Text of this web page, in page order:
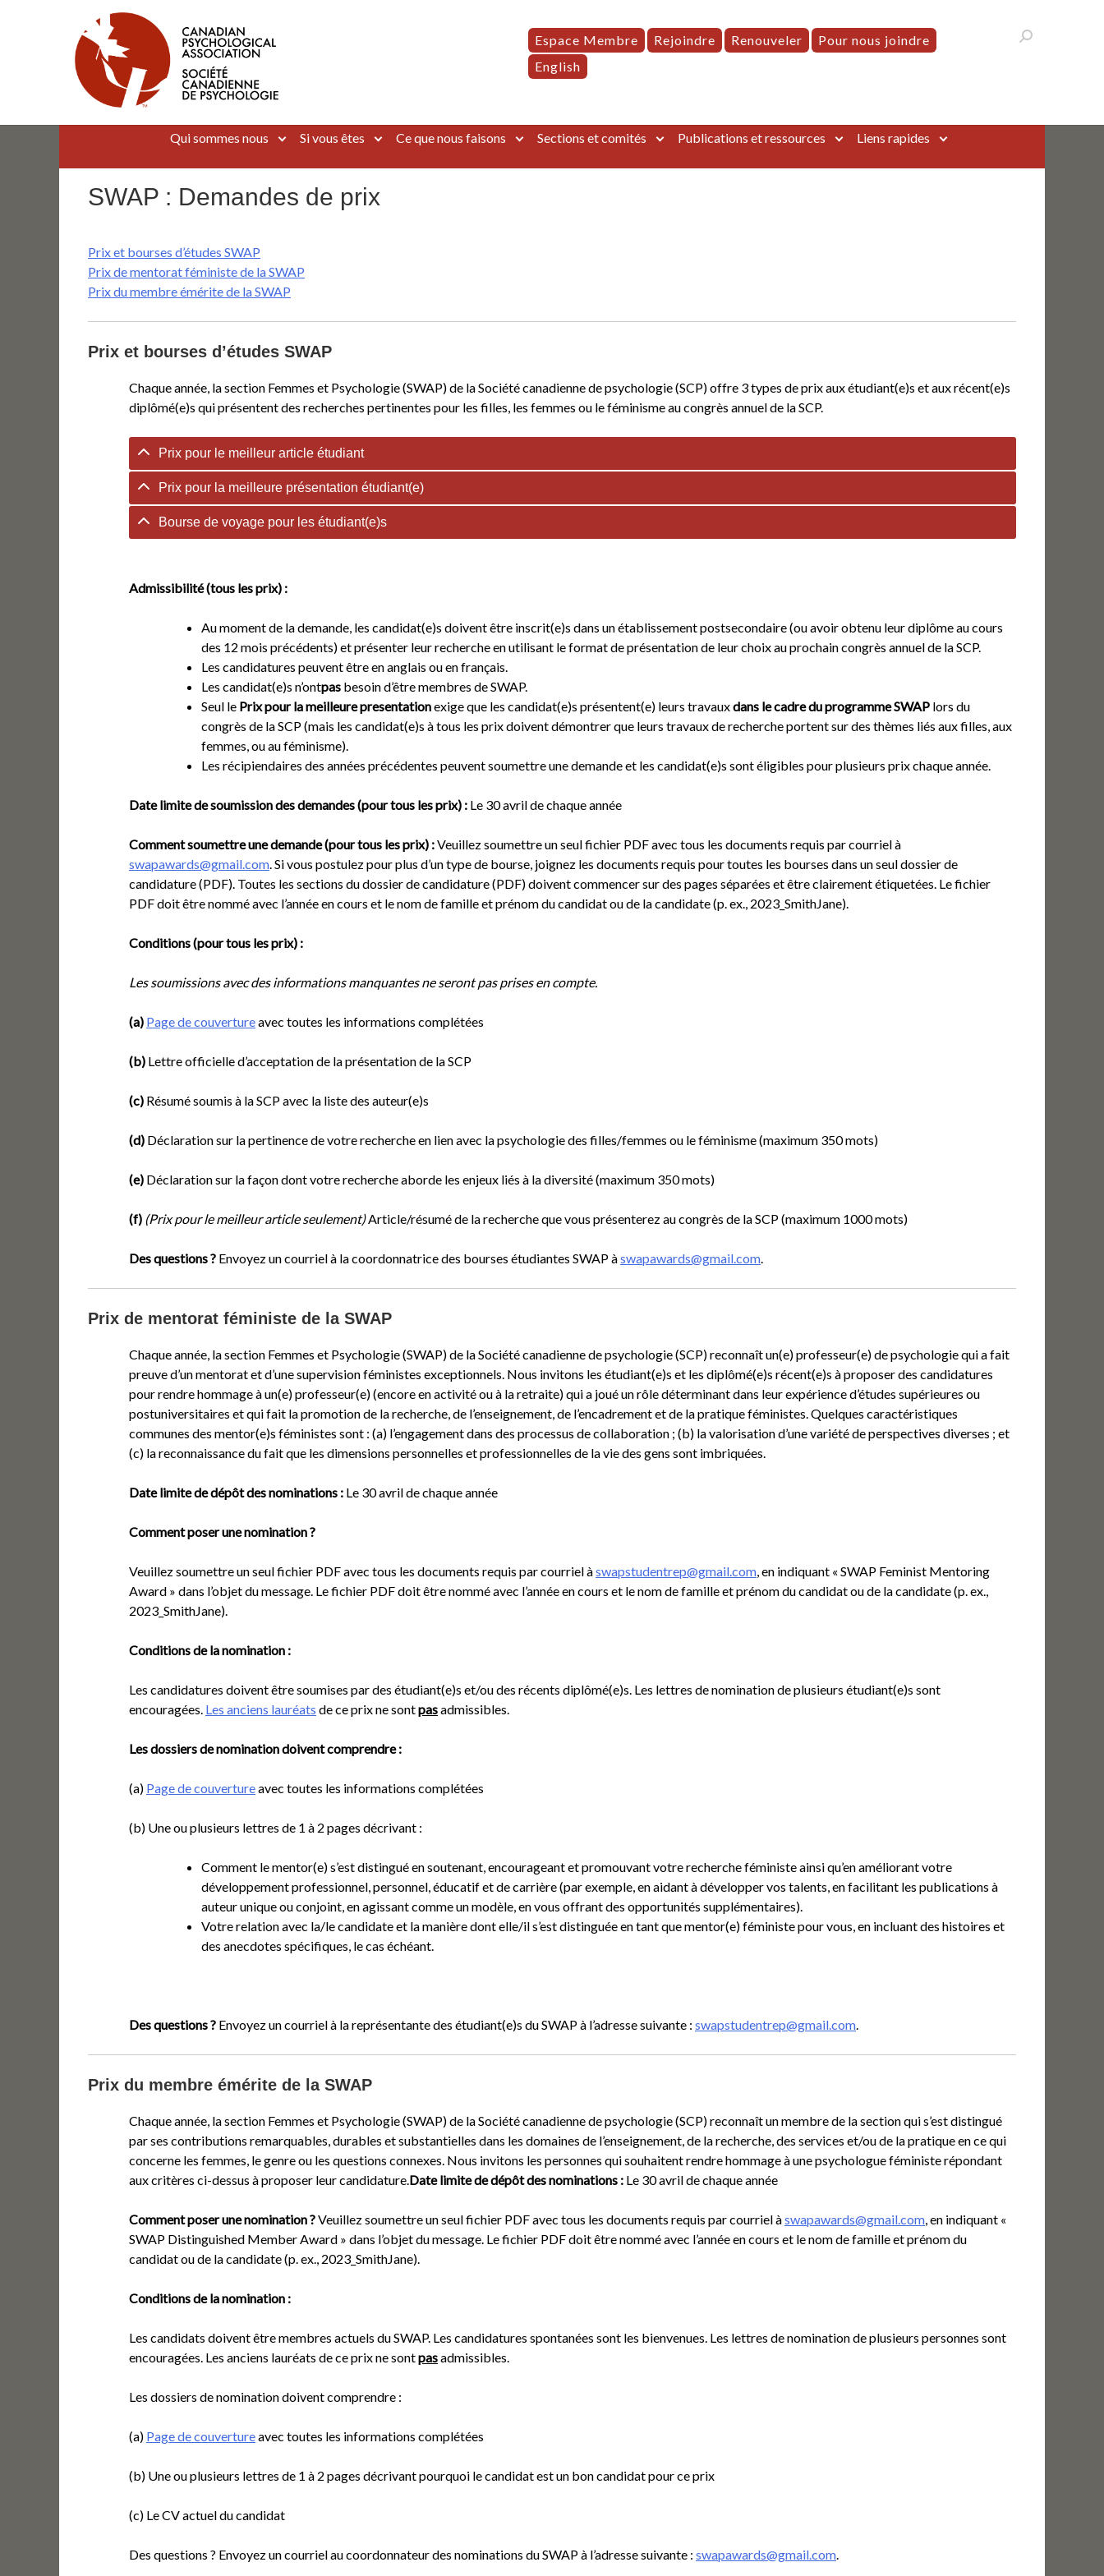
Canadian Psychological Association
The national voice for psychology in Canada
Espace Membre Rejoindre Renouveler
Pour nous joindre
English
Qui sommes nous Si vous êtes Ce que nous faisons Sections et comités Publications et ressources Liens rapides
SWAP : Demandes de prix
Prix et bourses d’études SWAP
Prix de mentorat féministe de la SWAP
Prix du membre émérite de la SWAP
Prix et bourses d’études SWAP
Chaque année, la section Femmes et Psychologie (SWAP) de la Société canadienne de psychologie (SCP) offre 3 types de prix aux étudiant(e)s et aux récent(e)s
diplômé(e)s qui présentent des recherches pertinentes pour les filles, les femmes ou le féminisme au congrès annuel de la SCP.
Prix pour le meilleur article étudiant
Prix pour la meilleure présentation étudiant(e)
Bourse de voyage pour les étudiant(e)s
Admissibilité (tous les prix) :
Au moment de la demande, les candidat(e)s doivent être inscrit(e)s dans un établissement postsecondaire (ou avoir obtenu leur diplôme au cours
des 12 mois précédents) et présenter leur recherche en utilisant le format de présentation de leur choix au prochain congrès annuel de la SCP.
Les candidatures peuvent être en anglais ou en français.
Les candidat(e)s n’ontpas besoin d’être membres de SWAP.
Seul le Prix pour la meilleure presentationexige que les candidat(e)s présentent(e) leurs travauxdans le cadre du programme SWAP lors du
congrès de la SCP (mais les candidat(e)s à tous les prix doivent démontrer que leurs travaux de recherche portent sur des thèmes liés aux filles, aux
femmes, ou au féminisme).
Les récipiendaires des années précédentes peuvent soumettre une demande et les candidat(e)s sont éligibles pour plusieurs prix chaque année.
Date limite de soumission des demandes (pour tous les prix) : Le 30 avril de chaque année
Comment soumettre une demande (pour tous les prix) :Veuillez soumettre un seul fichier PDF avec tous les documents requis par courriel à
swapawards@gmail.com. Si vous postulez pour plus d’un type de bourse, joignez les documents requis pour toutes les bourses dans un seul dossier de
candidature (PDF). Toutes les sections du dossier de candidature (PDF) doivent commencer sur des pages séparées et être clairement étiquetées. Le fichier
PDF doit être nommé avec l’année en cours et le nom de famille et prénom du candidat ou de la candidate (p. ex., 2023_SmithJane).
Conditions(pour tous les prix) :
Les soumissions avec des informations manquantes ne seront pas prises en compte.
(a) Page de couvertureavec toutes les informations complétées
(b) Lettre officielle d’acceptation de la présentation de la SCP
(c) Résumé soumis à la SCP avec la liste des auteur(e)s
(d) Déclaration sur la pertinence de votre recherche en lien avec la psychologie des filles/femmes ou le féminisme (maximum 350 mots)
(e) Déclaration sur la façon dont votre recherche aborde les enjeux liés à la diversité (maximum 350 mots)
(f) (Prix pour le meilleur article seulement)Article/résumé de la recherche que vous présenterez au congrès de la SCP (maximum 1000 mots)
Des questions ? Envoyez un courriel à la coordonnatrice des bourses étudiantes SWAP àswapawards@gmail.com.
Prix de mentorat féministe de la SWAP
Chaque année, la section Femmes et Psychologie (SWAP) de la Société canadienne de psychologie (SCP) reconnaît un(e) professeur(e) de psychologie qui a fait
preuve d’un mentorat et d’une supervision féministes exceptionnels. Nous invitons les étudiant(e)s et les diplômé(e)s récent(e)s à proposer des candidatures
pour rendre hommage à un(e) professeur(e) (encore en activité ou à la retraite) qui a joué un rôle déterminant dans leur expérience d’études supérieures ou
postuniversitaires et qui fait la promotion de la recherche, de l’enseignement, de l’encadrement et de la pratique féministes. Quelques caractéristiques
communes des mentor(e)s féministes sont : (a) l’engagement dans des processus de collaboration ; (b) la valorisation d’une variété de perspectives diverses ; et
(c) la reconnaissance du fait que les dimensions personnelles et professionnelles de la vie des gens sont imbriquées.
Date limite de dépôt des nominations : Le 30 avril de chaque année
Comment poser une nomination ?
Veuillez soumettre un seul fichier PDF avec tous les documents requis par courriel àswapstudentrep@gmail.com, en indiquant « SWAP Feminist Mentoring
Award » dans l’objet du message. Le fichier PDF doit être nommé avec l’année en cours et le nom de famille et prénom du candidat ou de la candidate (p. ex.,
2023_SmithJane).
Conditions de la nomination :
Les candidatures doivent être soumises par des étudiant(e)s et/ou des récents diplômé(e)s. Les lettres de nomination de plusieurs étudiant(e)s sont
encouragées. Les anciens lauréats de ce prix ne sontpasadmissibles.
Les dossiers de nomination doivent comprendre :
(a) Page de couvertureavec toutes les informations complétées
(b) Une ou plusieurs lettres de 1 à 2 pages décrivant :
Comment le mentor(e) s’est distingué en soutenant, encourageant et promouvant votre recherche féministe ainsi qu’en améliorant votre
développement professionnel, personnel, éducatif et de carrière (par exemple, en aidant à développer vos talents, en facilitant les publications à
auteur unique ou conjoint, en agissant comme un modèle, en vous offrant des opportunités supplémentaires).
Votre relation avec la/le candidate et la manière dont elle/il s’est distinguée en tant que mentor(e) féministe pour vous, en incluant des histoires et
des anecdotes spécifiques, le cas échéant.
Des questions ? Envoyez un courriel à la représentante des étudiant(e)s du SWAP à l’adresse suivante : swapstudentrep@gmail.com.
Prix du membre émérite de la SWAP
Chaque année, la section Femmes et Psychologie (SWAP) de la Société canadienne de psychologie (SCP) reconnaît un membre de la section qui s’est distingué
par ses contributions remarquables, durables et substantielles dans les domaines de l’enseignement, de la recherche, des services et/ou de la pratique en ce qui
concerne les femmes, le genre ou les questions connexes. Nous invitons les personnes qui souhaitent rendre hommage à une psychologue féministe répondant
aux critères ci-dessus à proposer leur candidature.Date limite de dépôt des nominations : Le 30 avril de chaque année
Comment poser une nomination ?Veuillez soumettre un seul fichier PDF avec tous les documents requis par courriel àswapawards@gmail.com, en indiquant «
SWAP Distinguished Member Award » dans l’objet du message. Le fichier PDF doit être nommé avec l’année en cours et le nom de famille et prénom du
candidat ou de la candidate (p. ex., 2023_SmithJane).
Conditions de la nomination :
Les candidats doivent être membres actuels du SWAP. Les candidatures spontanées sont les bienvenues. Les lettres de nomination de plusieurs personnes sont
encouragées. Les anciens lauréats de ce prix ne sontpasadmissibles.
Les dossiers de nomination doivent comprendre :
(a) Page de couvertureavec toutes les informations complétées
(b) Une ou plusieurs lettres de 1 à 2 pages décrivant pourquoi le candidat est un bon candidat pour ce prix
(c) Le CV actuel du candidat
Des questions ? Envoyez un courriel au coordonnateur des nominations du SWAP à l’adresse suivante : swapawards@gmail.com.